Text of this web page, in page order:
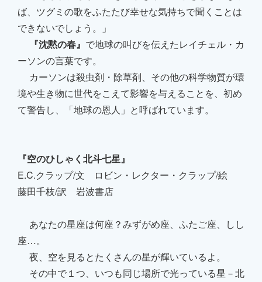
ば、ツグミの歌をふたたび幸せな気持ちで聞くことは
できないでしょう。」
『沈黙の春』 で地球の叫びを伝えたレイチェル・カ
ーソンの言葉です。
カーソンは殺虫剤・除草剤、その他の科学物質が環
境や生き物に世代をこえて影響を与えることを、初め
て警告し、「地球の恩人」と呼ばれています。
『空のひしゃく北斗七星』
E.C.クラップ/文 ロビン・レクター・クラップ/絵
藤田千枝/訳 岩波書店
あなたの星座は何座？みずがめ座、ふたご座、しし
座…。
夜、空を見るとたくさんの星が輝いているよ。
その中で１つ、いつも同じ場所で光っている星－北